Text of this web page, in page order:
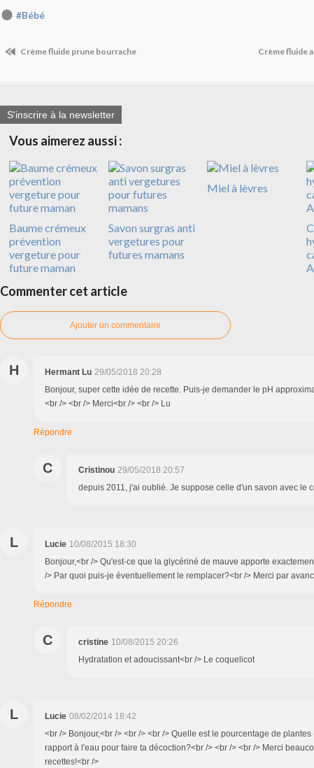
#Bébé
Crème fluide prune bourrache Crème fluide
S'inscrire à la newsletter
Vous aimerez aussi :
Baume crémeux
prévention
vergeture pour
future maman
Savon surgras anti
vergetures pour
futures mamans
Miel à lèvres
Commenter cet article
Ajouter un commentaire
H Hermant Lu 29/05/2018 20:28
Bonjour, super cette idée de recette. Puis-je demander le pH
<br /> <br /> Merci<br /> <br /> Lu
Répondre
C Cristinou 29/05/2018 20:57
depuis 2011, j'ai oublié. Je suppose celle d'un savon avec le
L Lucie 10/08/2015 18:30
Bonjour,<br /> Qu'est-ce que la glycériné de mauve apporte
/> Par quoi puis-je éventuellement le remplacer?<br /> Merci par
Répondre
C cristine 10/08/2015 20:26
Hydratation et adoucissant<br /> Le coquelicot
L Lucie 08/02/2014 18:42
<br /> Bonjour,<br /> <br /> <br /> Quelle est le pourcentage de
rapport à l'eau pour faire ta décoction?<br /> <br /> <br /> Merci
recettes!<br />